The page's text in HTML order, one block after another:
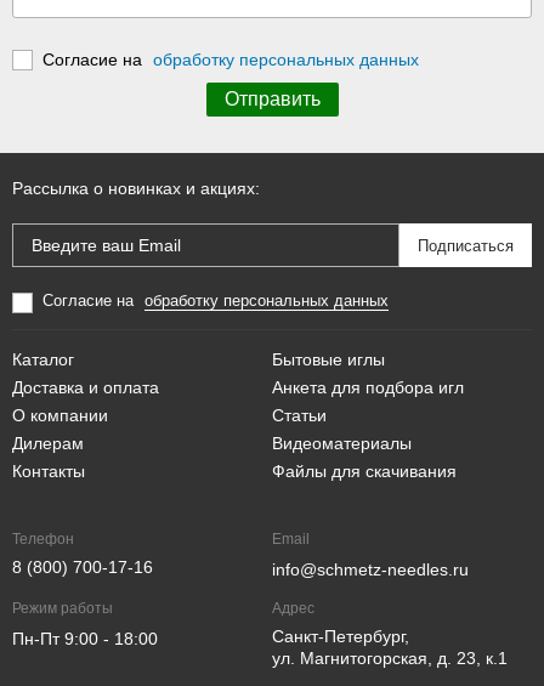
Согласие на обработку персональных данных
Рассылка о новинках и акциях:
Согласие на обработку персональных данных
Каталог
Доставка и оплата
О компании
Дилерам
Контакты
Бытовые иглы
Анкета для подбора игл
Статьи
Видеоматериалы
Файлы для скачивания
Телефон
8 (800) 700-17-16
Email
info@schmetz-needles.ru
Режим работы
Пн-Пт 9:00 - 18:00
Адрес
Санкт-Петербург,
ул. Магнитогорская, д. 23, к.1